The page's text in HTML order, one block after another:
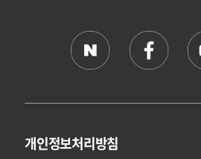
개인정보처리방침